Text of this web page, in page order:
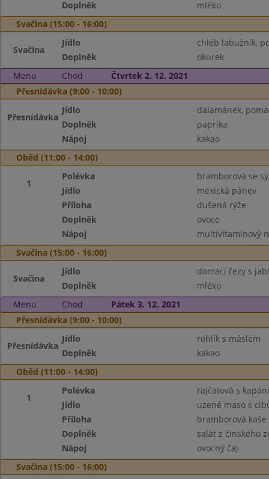
Doplněk
mléko
Svačina (15:00 - 16:00)
Svačina
Jídlo
chléb labužník,
Doplněk
okurek
Menu
Chod
Čtvrtek 2. 12. 2021
Přesnídávka (9:00 - 10:00)
Přesnídávka
Jídlo
dalamánek,
Doplněk
paprika
Nápoj
kakao
Oběd (11:00 - 14:00)
1
Polévka
bramborová se
Jídlo
mexická pánev
Příloha
dušená rýže
Doplněk
ovoce
Nápoj
multivitamínový
Svačina (15:00 - 16:00)
Svačina
Jídlo
domácí řezy s
Doplněk
mléko
Menu
Chod
Pátek 3. 12. 2021
Přesnídávka (9:00 - 10:00)
Přesnídávka
Jídlo
rohlík s máslem
Doplněk
kakao
Oběd (11:00 - 14:00)
1
Polévka
rajčatová s
Jídlo
uzené maso s
Příloha
bramborová kaše
Doplněk
salát z čínského
Nápoj
ovocný čaj
Svačina (15:00 - 16:00)